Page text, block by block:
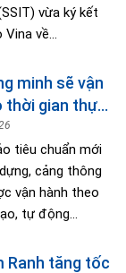
vừa ký kết
về...
minh sẽ vận
thời gian thực,
AI và tự
tiêu chuẩn mới
cảng thông
vận hành theo
tự động...
Ranh tăng tốc